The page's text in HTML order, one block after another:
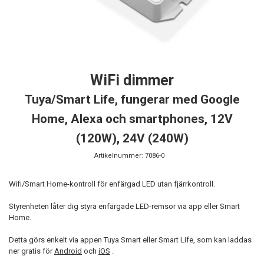
WiFi dimmer
Tuya/Smart Life, fungerar med Google
Home, Alexa och smartphones, 12V
(120W), 24V (240W)
Artikelnummer: 7086-0
Wifi/Smart Home-kontroll för enfärgad LED utan fjärrkontroll.
Styrenheten låter dig styra enfärgade LED-remsor via app eller Smart
Home.
Detta görs enkelt via appen Tuya Smart eller Smart Life, som kan laddas
ner gratis för Android och iOS